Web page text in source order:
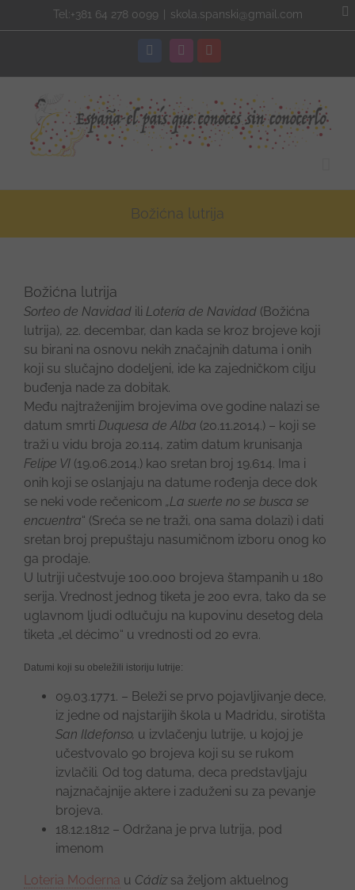
to
Tel:+381 64 278 0099 skola.spanski@gmail.com
FacebookInstagramYouTube
Božićna lutrija
Božićna lutrija
Sorteo de Navidad ili Lotería de Navidad (Božićna
lutrija), 22. decembar, dan kada se kroz brojeve koji
su birani na osnovu nekih značajnih datuma i onih
koji su slučajno dodeljeni, ide ka zajedničkom cilju
buđenja nade za dobitak.
Među najtraženijim brojevima ove godine nalazi se
datum smrti Duquesa de Alba (20.11.2014.) – koji se
traži u vidu broja 20.114, zatim datum krunisanja
Felipe VI (19.06.2014.) kao sretan broj 19.614. Ima i
onih koji se oslanjaju na datume rođenja dece dok
se neki vode rečenicom „La suerte no se busca se
encuentra“ (Sreća se ne traži, ona sama dolazi) i dati
sretan broj prepuštaju nasumičnom izboru onog ko
ga prodaje.
U lutriji učestvuje 100.000 brojeva štampanih u 180
serija. Vrednost jednog tiketa je 200 evra, tako da se
uglavnom ljudi odlučuju na kupovinu desetog dela
tiketa „el décimo“ u vrednosti od 20 evra.
Datumi koji su obeležili istoriju lutrije:
09.03.1771. – Beleži se prvo pojavljivanje dece,
iz jedne od najstarijih škola u Madridu, sirotišta
San Ildefonso, u izvlačenju lutrije, u kojoj je
učestvovalo 90 brojeva koji su se rukom
izvlačili Od tog datuma, deca predstavljaju
najznačajnije aktere i zaduženi su za pevanje
brojeva.
18.12.1812 – Održana je prva lutrija, pod
imenom
Loteria Moderna u Cádizsa željom aktuelnog